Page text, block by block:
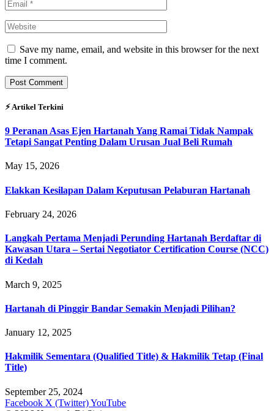
Save my name, email, and website in this browser for the next
time I comment.
⚡︎ Artikel Terkini
9 Peranan Asas Ejen Hartanah Yang Ramai Tidak Nampak
Tetapi Sangat Penting Dalam Urusan Jual Beli Rumah
May 15, 2026
Elakkan Kesilapan Dalam Keputusan Pelaburan Hartanah
February 24, 2026
Langkah Pertama Menjadi Perunding Hartanah Berdaftar di
Kawasan Utara – Sertai Negotiator Certification Course (NCC)
di Kedah
March 9, 2025
Hartanah di Pinggir Bandar Semakin Menjadi Pilihan?
January 12, 2025
Hakmilik Sementara (Qualified Title) & Hakmilik Tetap (Final
Title)
September 25, 2024
Facebook X (Twitter)YouTube